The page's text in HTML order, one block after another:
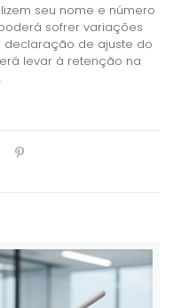
seu nome e número
sofrer variações
declaração de ajuste do
levar à retenção na